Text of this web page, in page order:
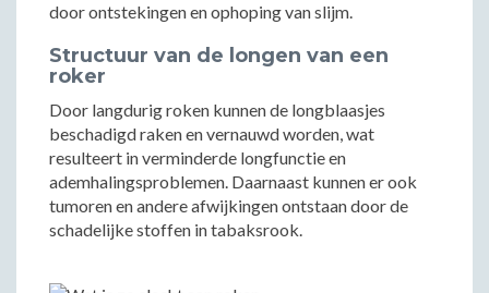
door ontstekingen en ophoping van slijm.
Structuur van de longen van een
roker
Door langdurig roken kunnen de longblaasjes
beschadigd raken en vernauwd worden, wat
resulteert in verminderde longfunctie en
ademhalingsproblemen. Daarnaast kunnen er ook
tumoren en andere afwijkingen ontstaan door de
schadelijke stoffen in tabaksrook.